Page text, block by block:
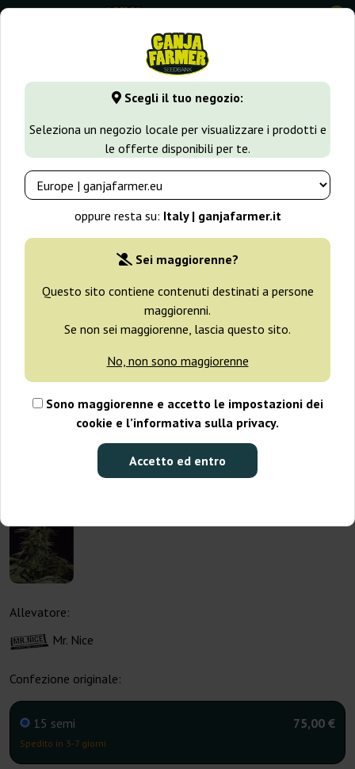
Scegli il tuo negozio:
Seleziona un negozio locale per visualizzare i prodotti e
le offerte disponibili per te.
oppure resta su: Italy | ganjafarmer.it
Sei maggiorenne?
Questo sito contiene contenuti destinati a persone
maggiorenni.
Se non sei maggiorenne, lascia questo sito.
No, non sono maggiorenne
Sono maggiorenne e accetto le impostazioni dei
cookie e l’informativa sulla privacy.
Accetto ed entro
0
GanjaFarmer.it Varietà di Cannabis Skunk G13 X Skunk
Allevatore:
Mr. Nice
Confezione originale:
15 semi
Spedito in 3-7 giorni
75,00 €